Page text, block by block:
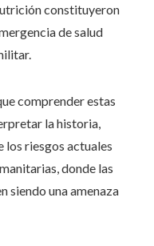
constituyeron
de salud
comprender estas
la historia,
riesgos actuales
donde las
siendo una amenaza